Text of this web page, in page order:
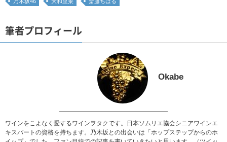
乃木坂46 大和里菜 斎藤ちはる
筆者プロフィール
Okabe
ワインをこよなく愛するワインヲタクです。日本ソムリエ協会シニアワインエ
キスパートの資格を持ちます。乃木坂との出会いは「ホップステップからのホ